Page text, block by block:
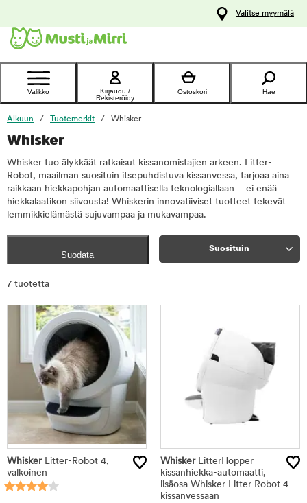
Ota yhteyttä
asiakaspalveluun
Valitse myymälä
Valikko
Kirjaudu /
Rekisteröidy
Ostoskori Hae
Alkuun Tuotemerkit Whisker
Whisker
Whisker tuo älykkäät ratkaisut kissanomistajien arkeen. Litter-
Robot, maailman suosituin itsepuhdistuva kissanvessa, tarjoaa aina
raikkaan hiekkapohjan automaattisella teknologiallaan – ei enää
hiekkalaatikon siivousta! Whiskerin innovatiiviset tuotteet tekevät
lemmikkielämästä sujuvampaa ja mukavampaa.
Suodata
Suosituin
7 tuotetta
WhiskerLitter-Robot 4,
valkoinen
WhiskerLitterHopper
kissanhiekka-automaatti,
lisäosa Whisker Litter Robot 4 -
kissanvessaan